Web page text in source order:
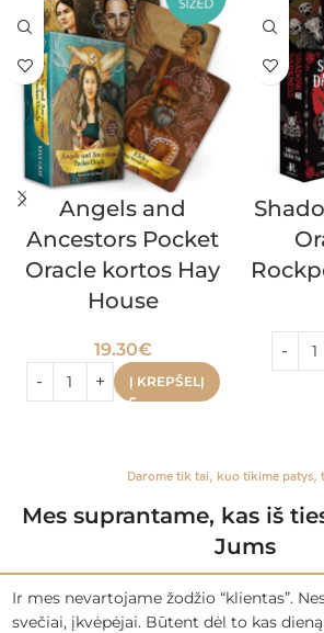
Angels and
Ancestors Pocket
Oracle kortos Hay
House
19.30€
Į KREPŠELĮ
Darome tik tai, kuo tikime patys,
Mes suprantame, kas iš
Jums
Ir mes nevartojame žodžio “klientas”.
svečiai, įkvėpėjai. Būtent dėl to kas